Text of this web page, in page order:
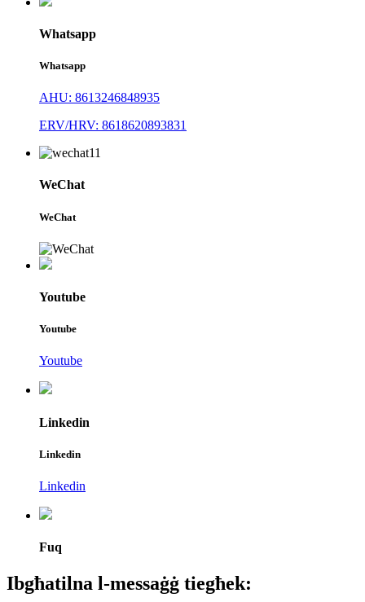
Whatsapp
Whatsapp
AHU: 8613246848935
ERV/HRV: 8618620893831
WeChat
WeChat
Youtube
Youtube
Youtube
Linkedin
Linkedin
Linkedin
Fuq
Ibgħatilna l-messaġġ tiegħek: